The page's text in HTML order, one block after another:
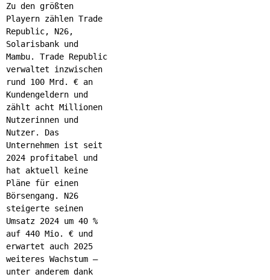
Zu den größten
Playern zählen Trade
Republic, N26,
Solarisbank und
Mambu. Trade Republic
verwaltet inzwischen
rund 100 Mrd. € an
Kundengeldern und
zählt acht Millionen
Nutzerinnen und
Nutzer. Das
Unternehmen ist seit
2024 profitabel und
hat aktuell keine
Pläne für einen
Börsengang. N26
steigerte seinen
Umsatz 2024 um 40 %
auf 440 Mio. € und
erwartet auch 2025
weiteres Wachstum –
unter anderem dank